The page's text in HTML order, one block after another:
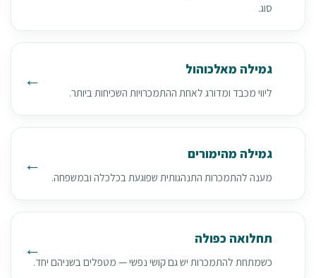
סוג.
גמילה מאלכוהול
ליווי מכבד ומדורג לאחת ההתמכרויות השכיחות ביותר.
גמילה מהימורים
מענה להתמכרות התנהגותית שפוגעת בכלכלה ובמשפחה.
תחלואה כפולה
כשמתחת להתמכרות יש גם קושי נפשי — מטפלים בשניהם יחד.